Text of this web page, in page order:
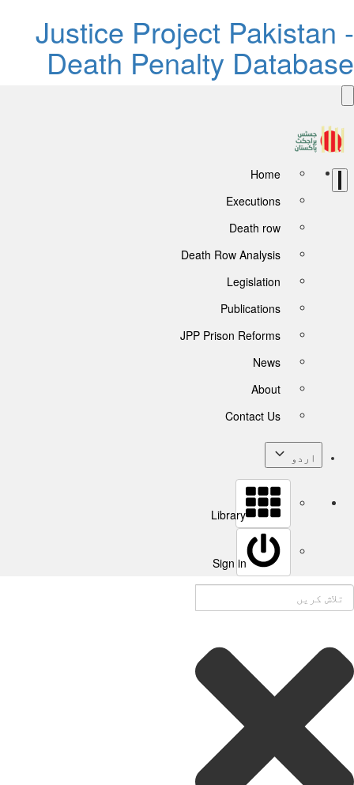
Justice Project
Death Penalty
Home
Executions
Death row
Death Row Analysis
Legislation
Publications
JPP Prison Reforms
News
About
Contact Us
اردو
Library
Sign in